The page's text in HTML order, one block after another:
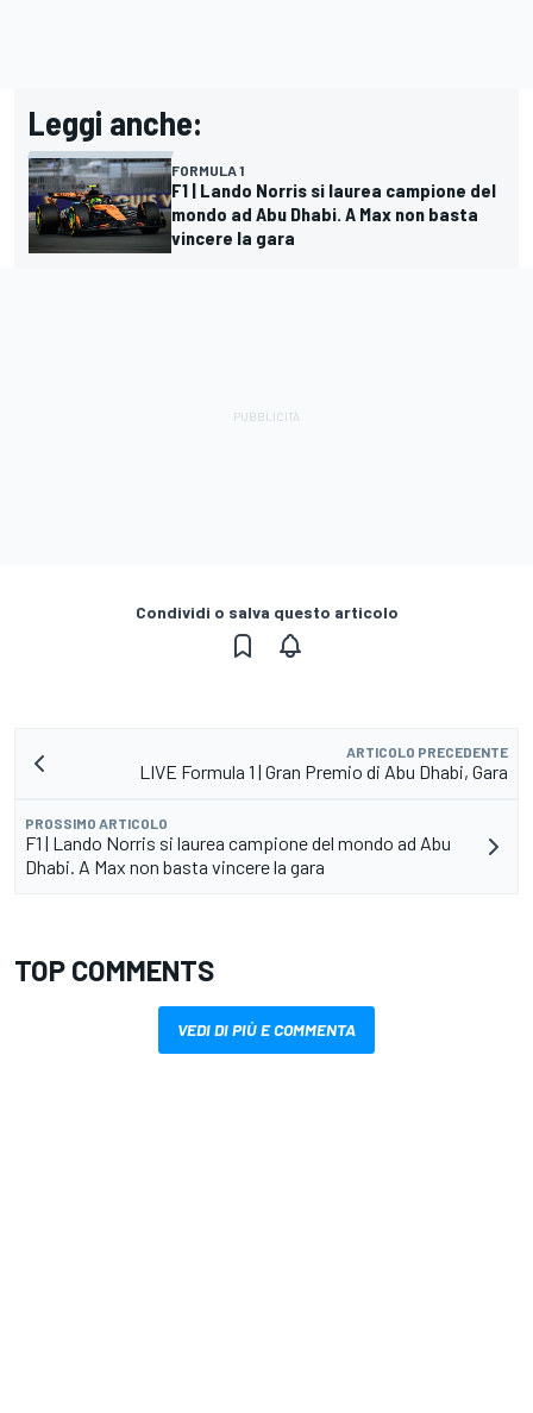
Leggi anche:
FORMULA 1
F1 | Lando Norris si laurea campione del
mondo ad Abu Dhabi. A Max non basta
vincere la gara
Condividi o salva questo articolo
ARTICOLO PRECEDENTE
LIVE Formula 1 | Gran Premio di Abu Dhabi, Gara
PROSSIMO ARTICOLO
F1 | Lando Norris si laurea campione del mondo ad Abu
Dhabi. A Max non basta vincere la gara
TOP COMMENTS
VEDI DI PIÙ E COMMENTA